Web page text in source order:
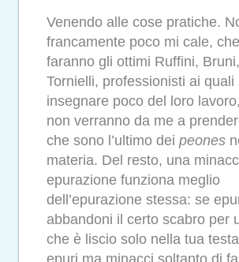
Venendo alle cose pratiche.
francamente poco mi cale,
faranno gli ottimi Ruffini,
Tornielli, professionisti ai quali
insegnare poco del loro
non verranno da me a
che sono l’ultimo dei peones
materia. Del resto, una
epurazione funziona meglio
dell’epurazione stessa: se
abbandoni il certo scabro per
che è liscio solo nella tua